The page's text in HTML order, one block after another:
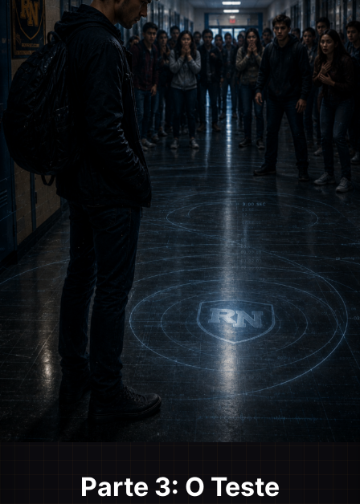
Parte 3: O Teste